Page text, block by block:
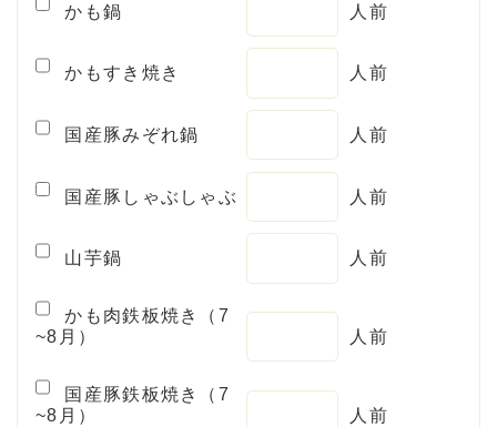
かも鍋 人前
かもすき焼き 人前
国産豚みぞれ鍋 人前
国産豚しゃぶしゃぶ 人前
山芋鍋 人前
かも肉鉄板焼き（7
~8月）
人前
国産豚鉄板焼き（7
~8月）
人前